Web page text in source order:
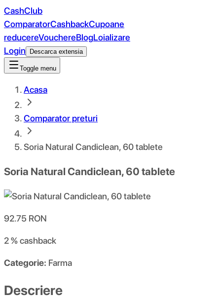
CashClub
ComparatorCashbackCupoane
reducereVouchereBlogLoializare
Login
Descarca extensia
Toggle menu
Acasa
Comparator preturi
Soria Natural Candiclean, 60 tablete
Soria Natural Candiclean, 60 tablete
92.75 RON
2 %cashback
Categorie: Farma
Descriere